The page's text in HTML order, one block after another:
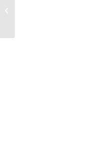
آرش